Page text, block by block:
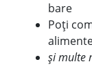
bare
Poți
și multe